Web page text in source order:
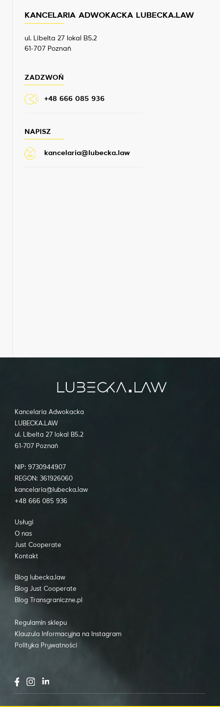
KANCELARIA ADWOKACKA LUBECKA.LAW
ul. Libelta 27 lokal B5.2
61-707 Poznań
ZADZWOŃ
+48 666 085 936
NAPISZ
kancelaria@lubecka.law
Kancelaria Adwokacka
LUBECKA.LAW
ul. Libelta 27 lokal B5.2
61-707 Poznań
NIP: 9730944907
REGON: 361926060
kancelaria@lubecka.law
+48 666 085 936
Usługi
O nas
Just Cooperate
Kontakt
Blog lubecka.law
Blog Just Cooperate
Blog Transgraniczne.pl
Regulamin sklepu
Klauzula Informacyjna na Instagram
Polityka Prywatności